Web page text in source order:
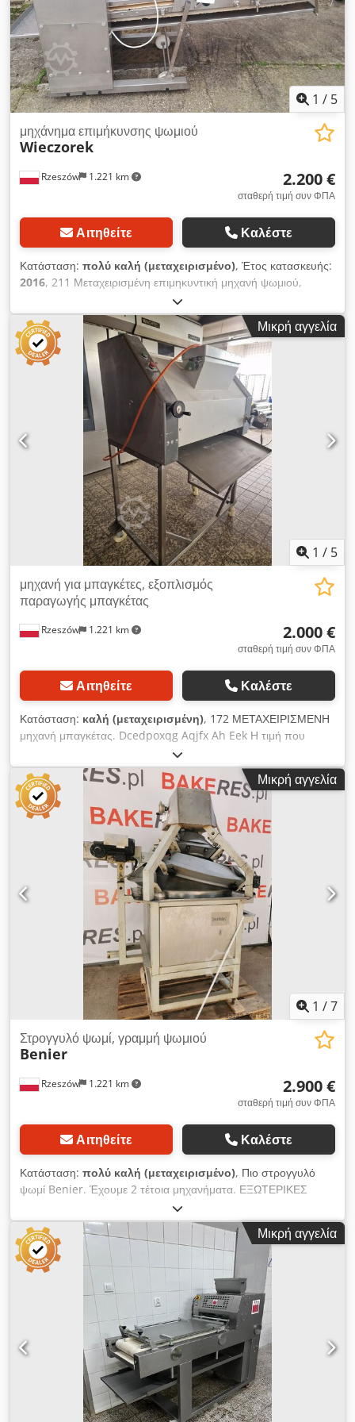
κεφαλής μακρυλεπιδωτή και της πλάκας πίεσης Πλάκα πίεσης
με μοτίβο σε σχήμα V και πλευρικούς οδηγούς ρυθμιζόμενους
ανεξάρτητα Εύρος βάρους 50-1200 γραμμάρια Απόδοση μέγ.
2200 τεμάχια/ώρα Μήκος ζύμης τουλάχιστον 130mm έως
μέγιστο 450mm Έτος κατασκευής 2009
1 / 5
Rzeszów 1.221 km
μηχάνημα επιμήκυνσης ψωμιού
Wieczorek
2.200 €
σταθερή τιμή συν ΦΠΑ
Αιτηθείτε Καλέστε
Κατάσταση: πολύ καλή (μεταχειρισμένο), Έτος κατασκευής:
2016, 211 Μεταχειρισμένη επιμηκυντική μηχανή ψωμιού,
μηχάνημα για μπαγκέτες, μηχανή παραγωγής μπαγκέτας.
Dcsdpexr Nq Hsfx Ah Eok Η αναγραφόμενη τιμή είναι καθαρή.
Μιλάμε αγγλικά, γερμανικά, γαλλικά, ρωσικά και ουκρανικά.
Μικρή αγγελία
1 / 5
Rzeszów 1.221 km
μηχανή για μπαγκέτες, εξοπλισμός
παραγωγής μπαγκέτας
2.000 €
σταθερή τιμή συν ΦΠΑ
Αιτηθείτε Καλέστε
Κατάσταση: καλή (μεταχειρισμένη), 172 ΜΕΤΑΧΕΙΡΙΣΜΕΝΗ
μηχανή μπαγκέτας. Dcedpoxqg Aqjfx Ah Eek Η τιμή που
αναφέρεται είναι καθαρή. ΜΙΛΑΜΕ ΑΓΓΛΙΚΑ, ΓΕΡΜΑΝΙΚΑ,
ΓΑΛΛΙΚΑ, ΡΩΣΙΚΑ, ΟΥΚΡΑΝΙΚΑ. Στην προσφορά μας θα βρείτε
φούρνους αρτοποιίας, φούρνους ραφιού, φούρνους ταψιού,
ζαχαροπλαστικής, φούρνους καταστήματος, μηχανήματα
αρτοποιίας, γραμμές ψωμιού, γραμμές ψωμάκια, γραμμές
ζύμης, γραμμές κρουασάν, μηχανές μπαγκέτας, ζυμωτήρια,
μίξερ, πλάστες, μηχανές κρουασάν. Δείτε όλες τις αγγελίες μας.
Μικρή αγγελία
1 /7
Rzeszów 1.221 km
Στρογγυλό ψωμί, γραμμή ψωμιού
Benier
2.900 €
σταθερή τιμή συν ΦΠΑ
Αιτηθείτε Καλέστε
Κατάσταση: πολύ καλή (μεταχειρισμένο), Πιο στρογγυλό
ψωμί Benier. Έχουμε 2 τέτοια μηχανήματα. ΕΞΩΤΕΡΙΚΕΣ
ΔΙΑΣΤΑΣΕΙΣ (σε cm): - πλάτος 140 - μήκος 100 - ύψος 190
ΤΕΧΝΙΚΑ ΣΤΟΙΧΕΙΑ: - ρυθμιζόμενες υδρορροές, - εύρος
βάρους στρογγυλοποίησης: 50-1500 g. Συσκευές διαθέσιμες
για προβολή στην αποθήκη μας (36-068 Bachórz, Πολωνία).
Διαθέσιμες επιλογές επί πληρωμή: μεταφορά / εγκατάσταση /
θέση σε λειτουργία της συσκευής. Η τιμή που δίνεται είναι η
καθαρή τιμή. ΜΙΛΑΜΕ ΑΓΓΛΙΚΑ, ΓΕΡΜΑΝΙΚΑ, ΓΑΛΛΙΚΑ,
ΡΩΣΙΚΑ, ΟΥΚΡΑΝΙΚΑ. Η προσφορά μας περιλαμβάνει
φούρνους αρτοποιίας, φούρνους τρόλεϊ, φούρνους ραφιών,
φούρνους ζαχαροπλαστικής, φούρνους καταστημάτων,
μηχανές αρτοποιίας, σειρές ψωμιού, σειρές ρολού, σειρές κέικ,
σειρές κρουασάν, μηχανές μπαγκέτας, μηχανές ζύμωσης,
μίξερ, μηχανές ζαχαροπλαστικής και μηχανές κρουασάν. Δείτε
Μικρή αγγελία